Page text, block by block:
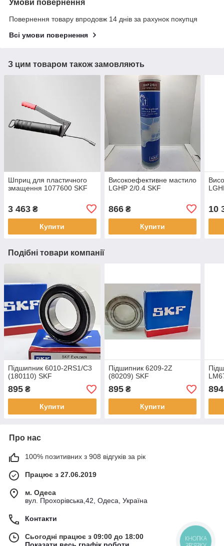
Умови повернення
Повернення товару впродовж 14 днів за рахунок покупця
Всі умови повернення
З цим товаром також замовляють
Шприц для пластичного
змащення 1077600 SKF
3 463 ₴
Купити
Високоефективне мастило
LGHP 2/0.4 SKF
866₴
Купити
10
Подібні товари компанії
Підшипник 6010-2RS1/C3
(180110) SKF
895 ₴
Купити
Підшипник 6209-2Z
(80209) SKF
895₴
Купити
894
Про нас
100% позитивних з 908 відгуків за рік
Працює з 27.06.2019
м. Одеса
вул. Прохорівська,42, Одеса, Україна
Контакти
Сьогодні працює з 09:00 до 18:00
КНОПКА